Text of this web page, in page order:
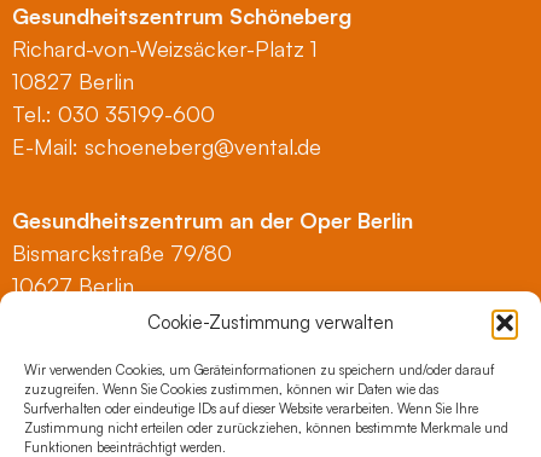
Cookie-Zustimmung verwalten
Wir verwenden Cookies, um Geräteinformationen zu speichern und/oder darauf
zuzugreifen. Wenn Sie Cookies zustimmen, können wir Daten wie das
Surfverhalten oder eindeutige IDs auf dieser Website verarbeiten. Wenn Sie Ihre
Zustimmung nicht erteilen oder zurückziehen, können bestimmte Merkmale und
Funktionen beeinträchtigt werden.
Gesundheitszentrum Schöneberg
Richard-von-Weizsäcker-Platz 1
10827 Berlin
Tel.: 030 35199-600
E-Mail: schoeneberg@vental.de
Gesundheitszentrum an der Oper Berlin
Bismarckstraße 79/80
10627 Berlin
Tel.: 030 35199-700
Gesundheitszentrum Zehlendorf
Spanische Allee 16, Haus B